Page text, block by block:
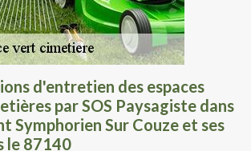
d'entretien des espaces
par SOS Paysagiste dans
Symphorien Sur Couze et ses
le 87140